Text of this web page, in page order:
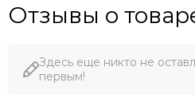
Отзывы о
Здесь еще никто не
первым!